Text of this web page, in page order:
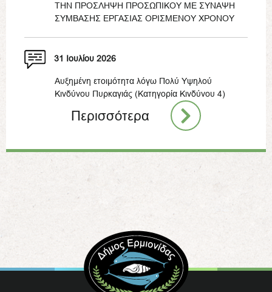
ΤΗΝ ΠΡΟΣΛΗΨΗ ΠΡΟΣΩΠΙΚΟΥ ΜΕ ΣΥΝΑΨΗ
ΣΥΜΒΑΣΗΣ ΕΡΓΑΣΙΑΣ ΟΡΙΣΜΕΝΟΥ ΧΡΟΝΟΥ
31 Ιουλίου 2026
Αυξημένη ετοιμότητα λόγω Πολύ Υψηλού
Κινδύνου Πυρκαγιάς (Κατηγορία Κινδύνου 4)
Περισσότερα